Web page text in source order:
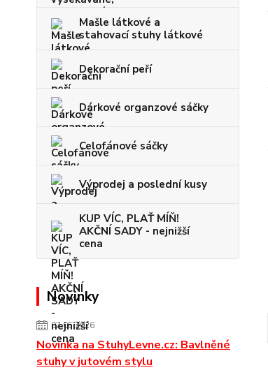
Mašle látkové a
stahovací stuhy látkové
Dekorační peří
Dárkové organzové sáčky
Celofánové sáčky
Výprodej a poslední kusy
KUP VÍC, PLAŤ MÍŇ!
AKČNÍ SADY - nejnižší
cena
Novinky
07.05.2026
Novinka na StuhyLevne.cz: Bavlněné
stuhy v jutovém stylu